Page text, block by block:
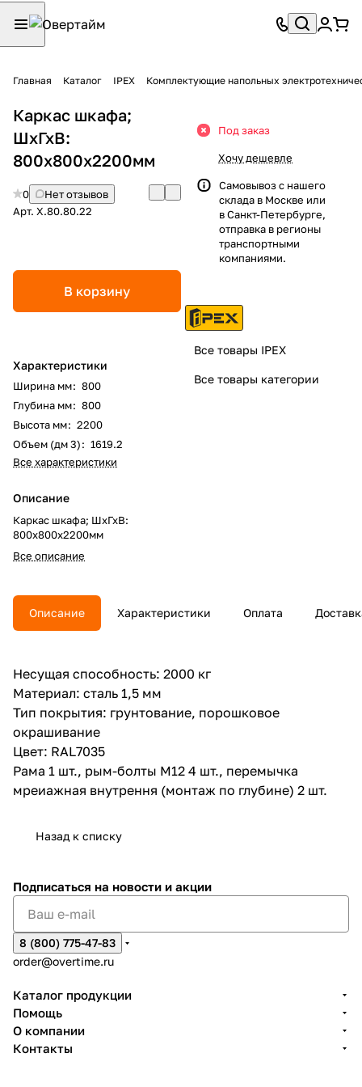
Главная Каталог IPEX Комплектующие напольных
Каркас шкафа;
ШхГхВ:
800x800х2200мм
0
Нет отзывов
Арт. X.80.80.22
В корзину
Характеристики
Ширина мм: 800
Глубина мм: 800
Высота мм: 2200
Объем (дм 3): 1619.2
Все характеристики
Описание
Каркас шкафа; ШхГхВ:
800x800х2200мм
Все описание
Под заказ
Хочу дешевле
Самовывоз с нашего
склада в Москве или
в Санкт-Петербурге,
отправка в регионы
транспортными
компаниями.
Все товары IPEX
Все товары категории
Описание Характеристики Оплата
Несущая способность: 2000 кг
Материал: сталь 1,5 мм
Тип покрытия: грунтование, порошковое
окрашивание
Цвет: RAL7035
Рама 1 шт., рым-болты М12 4 шт., перемычка
мреиажная внутрення (монтаж по глубине) 2 шт.
Назад к списку
Подписаться на новости и акции
8 (800) 775-47-83
order@overtime.ru
Каталог продукции
Помощь
О компании
Контакты